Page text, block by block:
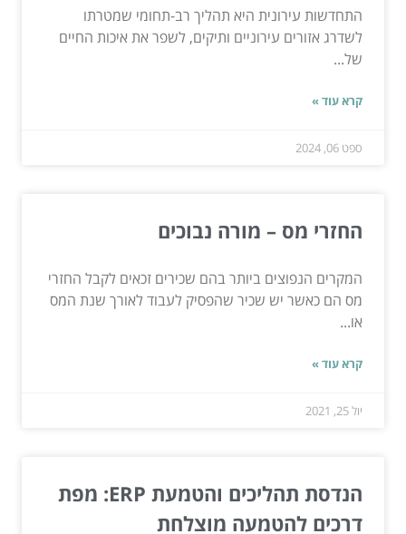
התחדשות עירונית היא תהליך רב-תחומי שמטרתו
לשדרג אזורים עירוניים ותיקים, לשפר את איכות החיים
של...
קרא עוד »
ספט 06, 2024
החזרי מס – מורה נבוכים
המקרים הנפוצים ביותר בהם שכירים זכאים לקבל החזרי
מס הם כאשר יש שכיר שהפסיק לעבוד לאורך שנת המס
או...
קרא עוד »
יול 25, 2021
הנדסת תהליכים והטמעת ERP: מפת
דרכים להטמעה מוצלחת